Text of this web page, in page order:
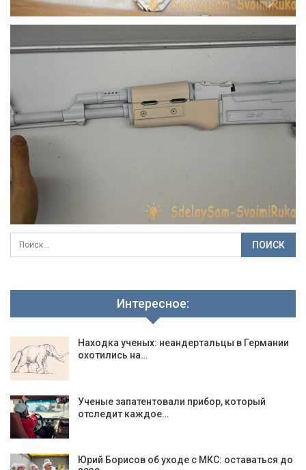
Интересное:
Находка ученых: неандертальцы в Германии
охотились на…
Ученые запатентовали прибор, который
отследит каждое…
Юрий Борисов об уходе с МКС: оставаться до